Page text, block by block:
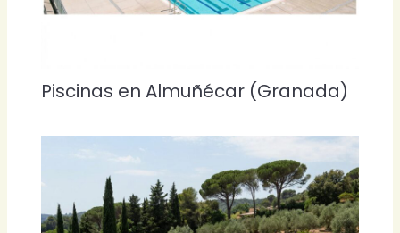
Piscinas en Almuñécar (Granada)